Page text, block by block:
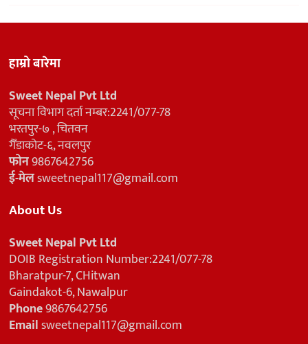
हाम्रो बारेमा
Sweet Nepal Pvt Ltd
सूचना विभाग दर्ता नम्बर:2241/077-78
भरतपुर-७ , चितवन
गैँडाकोट-६, नवलपुर
फोन9867642756
ई-मेलsweetnepal117@gmail.com
About Us
Sweet Nepal Pvt Ltd
DOIB Registration Number:2241/077-78
Bharatpur-7, CHitwan
Gaindakot-6, Nawalpur
Phone9867642756
Emailsweetnepal117@gmail.com